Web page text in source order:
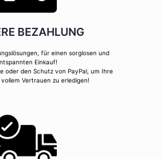
BEZAHLUNG
für einen sorglosen und
Einkauf!
oder den Schutz von PayPal, um Ihre
Vertrauen zu erledigen!